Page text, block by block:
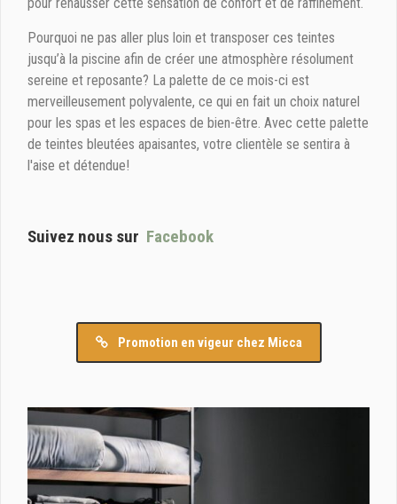
Pourquoi ne pas aller plus loin et transposer ces teintes
jusqu’à la piscine afin de créer une atmosphère résolument
sereine et reposante? La palette de ce mois-ci est
merveilleusement polyvalente, ce qui en fait un choix naturel
pour les spas et les espaces de bien-être. Avec cette palette
de teintes bleutées apaisantes, votre clientèle se sentira à
l'aise et détendue!
Suivez nous sur Facebook
Promotion en vigeur chez Micca